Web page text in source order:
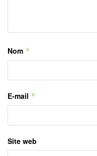
Nom *
E-mail *
Site web